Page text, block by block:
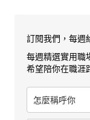
訂閱我們，每週
每週精選實用職
希望陪你在職涯